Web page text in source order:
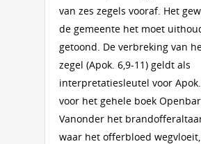
van zes zegels vooraf. Het
de gemeente het moet
getoond. De verbreking van
zegel (Apok. 6,9-11) geldt als
interpretatiesleutel voor
voor het gehele boek
Vanonder het
waar het offerbloed